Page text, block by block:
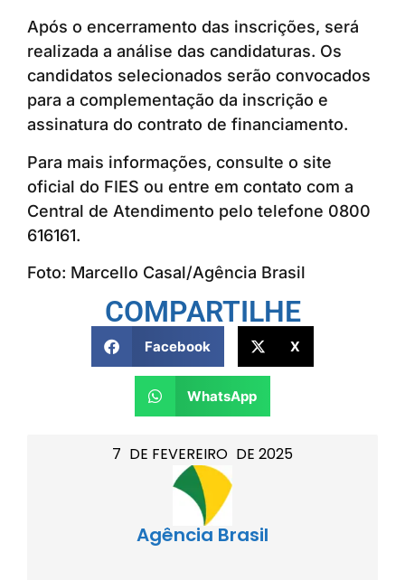
7 DE FEVEREIRO DE 2025
Agência Brasil
Após o encerramento das inscrições, será
realizada a análise das candidaturas. Os
candidatos selecionados serão convocados
para a complementação da inscrição e
assinatura do contrato de financiamento.
Para mais informações, consulte o site
oficial do FIES ou entre em contato com a
Central de Atendimento pelo telefone 0800
616161.
Foto: Marcello Casal/Agência Brasil
COMPARTILHE
Facebook X
WhatsApp